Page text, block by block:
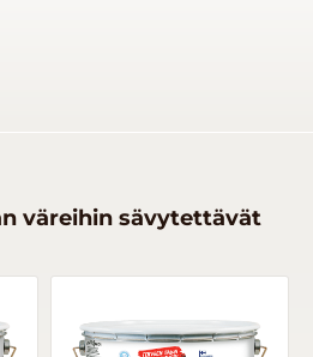
väreihin sävytettävät